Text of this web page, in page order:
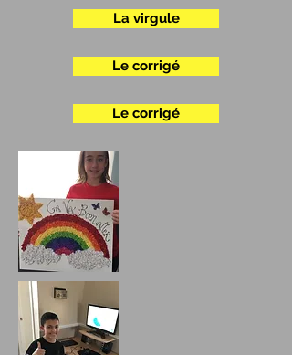
La virgule
Le corrigé
Le corrigé